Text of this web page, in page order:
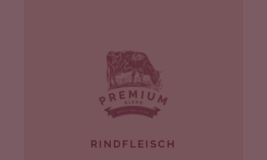
RINDFLEISCH